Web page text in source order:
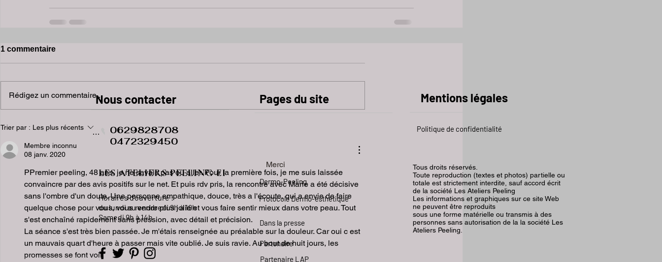
1 commentaire
Rédigez un commentaire...
Trier par : Les plus récents
Membre inconnu
08 janv. 2020
PPremier peeling, 48 ans, je ne savais pas où aller. Pour la première fois, je me suis laissée
convaincre par des avis positifs sur le net. Et puis rdv pris, la rencontre avec Marie a été décisive
sans l'ombre d'un doute. Une personne empathique, douce, très a l'écoute, qui a envie de faire
quelque chose pour vous, vous rendre plus jolie et vous faire sentir mieux dans votre peau. Tout
s'est enchaîné rapidement sans pression, avec détail et précision.
La séance s'est très bien passée. Je m'étais renseignée au préalable sur la douleur. Car oui c est
un mauvais quart d'heure à passer mais vite oublié. Je suis ravie. Au bout de huit jours, les
promesses se font voir.
​​​Nous contacter Pages du site Mentions légales
Phone 0629828708
0472329450
Politique de confidentialité
LES ATELIERS PEELING EI
Horaires d'ouverture :
du lundi au vendredi9h à 19h
Samedi 9h à 14h
Merci
Dermo-Peeling
Protocole Dermo-esthétique
Dans la presse
Tous droits réservés.
Toute reproduction (textes et photos) partielle ou
totale est strictement interdite, sauf accord écrit
de la société Les Ateliers Peeling
Les informations et graphiques sur ce site Web
ne peuvent être reproduits
sous une forme matérielle ou transmis à des
personnes sans autorisation de la la société Les
Ateliers Peeling.
Partenaire
Partenaire LAP